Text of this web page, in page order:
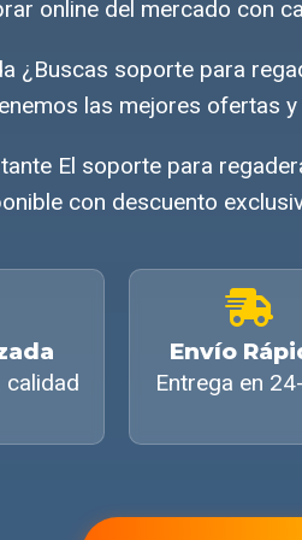
online del mercado con
¿Buscas soporte para
las mejores ofertas
El soporte para
con descuento
Envío
Entrega en